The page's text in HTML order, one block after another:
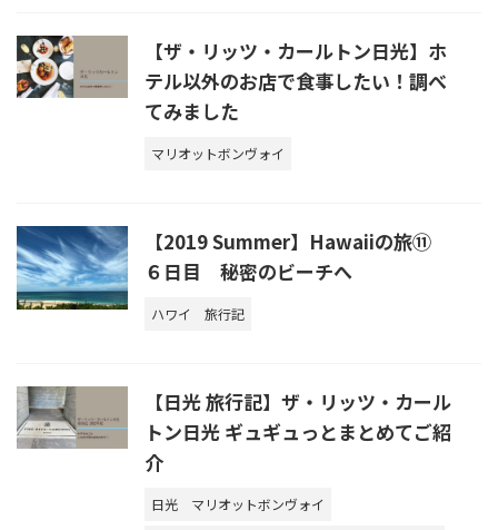
【ザ・リッツ・カールトン日光】ホ
テル以外のお店で食事したい！調べ
てみました
マリオットボンヴォイ
【2019 Summer】Hawaiiの旅⑪
６日目 秘密のビーチへ
ハワイ 旅行記
【日光 旅行記】ザ・リッツ・カール
トン日光 ギュギュっとまとめてご紹
介
日光 マリオットボンヴォイ